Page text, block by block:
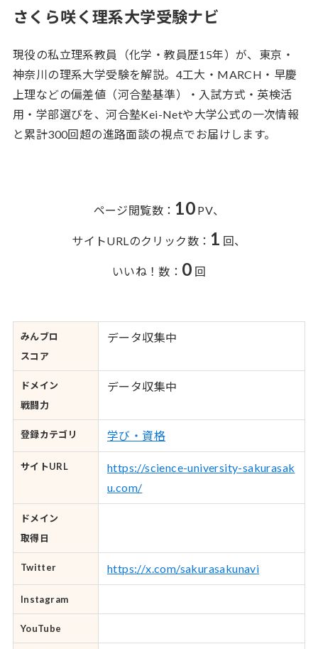
さくら咲く理系大学受験ナビ
現役の私立理系教員（化学・教員歴15年）が、東京・
神奈川の理系大学受験を解説。4工大・MARCH・早慶
上理などの偏差値（河合塾基準）・入試方式・英検活
用・学部選びを、河合塾Kei-Netや大学公式の一次情報
と累計300回超の進路面談の視点でお届けします。
ページ閲覧数： 10 PV、
サイトURLのクリック数： 1 回、
いいね！数： 0 回
みんブロ
スコア
データ収集中
ドメイン
戦闘力
データ収集中
登録カテゴリ 学び・資格
サイトURL
https://science-university-sakurasak
u.com/
ドメイン
取得日
Twitter https://x.com/sakurasakunavi
Instagram
YouTube